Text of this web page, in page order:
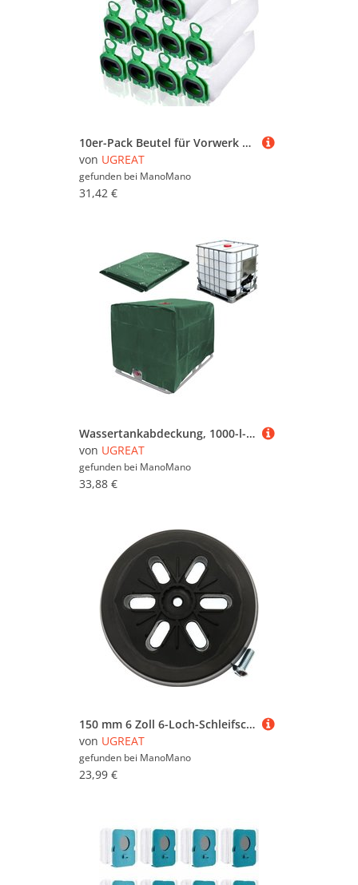
10er-Pack Beutel für Vorwerk Kobold VB100 VB 100 FP100 FP 100 Staubsauger, Ersatz-Staubbeutel-Set, Vorwerk Staubsaugerbeutel
von UGREAT
gefunden bei ManoMano
31,42 €
Wassertankabdeckung, 1000-l-IBC-Tankabdeckung, Wassertankabdeckung, staub- und wasserdichte Schutzhülle für Regenwassertank (120 x 100 x 116)
von UGREAT
gefunden bei ManoMano
33,88 €
150 mm 6 Zoll 6-Loch-Schleifscheibe für elektrischen Exzenterschleifer
von UGREAT
gefunden bei ManoMano
23,99 €